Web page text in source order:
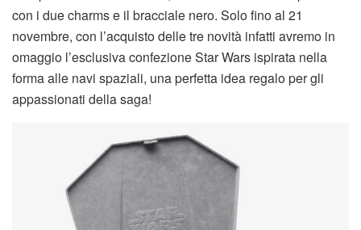
con i due charms e il bracciale nero. Solo fino al 21
novembre, con l’acquisto delle tre novità infatti avremo in
omaggio l’esclusiva confezione Star Wars ispirata nella
forma alle navi spaziali, una perfetta idea regalo per gli
appassionati della saga!